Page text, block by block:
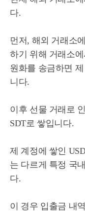
다.
먼저, 해외 거래소
하기 위해 거래소
원화를 송금하면
니다.
이후 선물 거래로
SDT로 쌓입니다.
제 계정에 쌓인
는 다르게 특정 국
다.
이 경우 입출금 내